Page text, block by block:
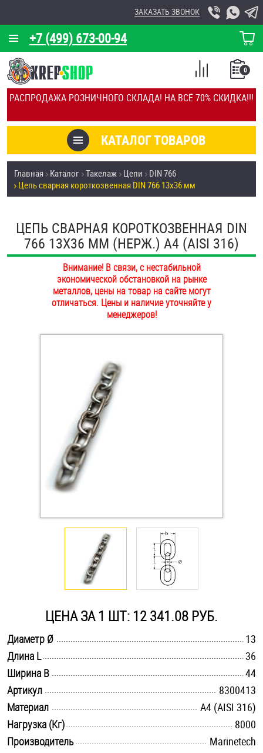
РАСПРОДАЖА РОЗНИЧНОГО СКЛАДА! НА ВСЁ 70% СКИДКА!!!
+7 (499) 673-00-94
ЗАКАЗАТЬ ЗВОНОК
КОРЗИНА
О КОМПАНИИ
КАЛЬКУЛЯТОР
ОТЗЫВЫ
УСЛУГИ
СКИДКИ
ОПТ
ПОКУПАТЕЛЯМ
ОПЛАТА И ДОСТАВКА
НАШИ МАГАЗИНЫ
КАТАЛОГ ТОВАРОВ
0
СПИСОК
СРАВНЕНИЕ
Товары со скидкой
Анкеры
Антивандальный крепёж, инструмент
Болты и винты
Втулки
Дюймовый крепёж
Заклепки (Гайки-Заклепки)
Инструмент
Крюки, кольца с метрической резьбой
Крюки, кольца с шурупной резьбой
Оснастка и аксессуары для яхт
Саморезы и шурупы
Стопорные кольца
Такелаж
Хомуты
Главная Каталог Такелаж Цепи
DIN 766
Цепь сварная короткозвенная DIN 766 13х36 мм
ЦЕПЬ СВАРНАЯ КОРОТКОЗВЕННАЯ DIN
766 13Х36 ММ (НЕРЖ.) A4 (AISI 316)
Внимание! В связи, с нестабильной
экономической обстановкой на рынке
металлов, цены на товар на сайте могут
отличаться. Цены и наличие уточняйте у
менеджеров!
ЦЕНА ЗА 1 ШТ: 12 341.08 РУБ.
Диаметр Ø
13
Длина L
36
Ширина B
44
Артикул
8300413
Материал
A4 (AISI 316)
Нагрузка (Кг)
8000
Производитель
Marinetech